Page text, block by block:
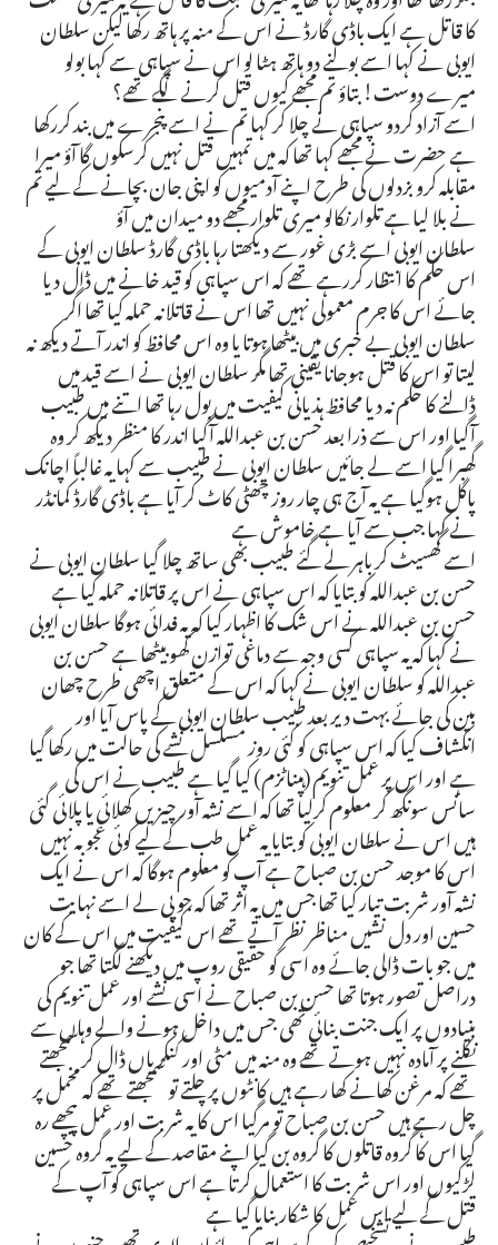
کا قاتل ہے ایک باڈی گارڈ نے اس کے منہ پر ہاتھ رکھا لیکن سلطان
ایوبی نے کہا اسے بولنے دو ہاتھ ہٹا لو اس نے سپاہی سے کہا بولو
میرے دوست! بتاؤ تم مجھے کیوں قتل کرنے لگے تھے؟
اسے آزاد کردو سپاہی نے چلا کر کہا تم نے اسے پنجرے میں بند کررکھا
ہے حضرت نے مجھے کہا تھا کہ میں تمہیں قتل نہیں کرسکوں گا آؤ میرا
مقابلہ کرو بزدلوں کی طرح اپنے آدمیوں کو اپنی جان بچانے کے لیے تم
نے بلا لیا ہے تلوار نکالو میری تلوار مجھے دو میدان میں آؤ
سلطان ایوبی اسے بڑی غور سے دیکھتا رہا باڈی گارڈ سلطان ایوبی کے
اس حکم کا انتظار کررہے تھے کہ اس سپاہی کو قید خانے میں ڈال دیا
جائے اس کا جرم معمولی نہیں تھا اس نے قاتلانہ حملہ کیا تھا اگر
سلطان ایوبی بے خبری میں بیٹھا ہوتا یا وہ اس محافظ کو اندر آتے دیکھ نہ
لیتا تو اس کا قتل ہوجانا یقینی تھا مگر سلطان ایوبی نے اسے قید میں
ڈالنے کا حکم نہ دیا محافظ ہذیانی کیفیت میں بول رہا تھا اتنے میں طبیب
آگیا اور اس سے ذرا بعد حسن بن عبداللہ آگیا اندر کا منظر دیکھ کر وہ
گھبرا گیا اسے لے جائیں سلطان ایوبی نے طبیب سے کہا یہ غالباً اچانک
پاگل ہوگیا ہے یہ آج ہی چار روز چھٹی کاٹ کر آیا ہے باڈی گارڈ کمانڈر
نے کہا جب سے آیا ہے خاموش ہے
اسے گھسیٹ کر باہر لے گئے طبیب بھی ساتھ چلا گیا سلطان ایوبی نے
حسن بن عبداللہ کو بتایا کہ اس سپاہی نے اس پر قاتلانہ حملہ کیا ہے
حسن بن عبداللہ نے اس شک کا اظہار کیا کہ یہ فدائی ہوگا سلطان ایوبی
نے کہا کہ یہ سپاہی کسی وجہ سے دماغی توازن کھو بیٹھا ہے حسن بن
عبداللہ کو سلطان ایوبی نے کہا کہ اس کے متعلق اچھی طرح چھان
بین کی جائے بہت دیر بعد طبیب سلطان ایوبی کے پاس آیا اور
انکشاف کیا کہ اس سپاہی کو کئی روز مسلسل نشے کی حالت میں رکھا گیا
ہے اور اس پر عمل تنویم (ہپناٹزم) کیا گیا ہے طبیب نے اس کی
سانس سونگھ کر معلوم کرلیا تھا کہ اسے نشہ آور چیزیں کھلائی یا پلائی گئی
ہیں اس نے سلطان ایوبی کو بتایا یہ عمل طب کے لیے کوئی عجوبہ نہیں
اس کا موجد حسن بن صباح ہے آپ کو معلوم ہوگا کہ اس نے ایک
نشہ آور شربت تیار کیا تھا جس میں یہ اثر تھا کہ جو پی لے اسے نہایت
حسین اور دل نشیں مناظر نظر آتے تھے اس کیفیت میں اس کے کان
میں جو بات ڈالی جائے وہ اسی کو حقیقی روپ میں دیکھنے لگتا تھا جو
دراصل تصور ہوتا تھا حسن بن صباح نے اسی نشے اور عمل تنویم کی
بنیادوں پر ایک جنت بنائی تھی جس میں داخل ہونے والے وہاں سے
نکلنے پر آمادہ نہیں ہوتے تھے وہ منہ میں مٹی اور کنکریاں ڈال کر سمجھتے
تھے کہ مرغن کھانے کھا رہے ہیں کانٹوں پر چلتے تو سمجھتے تھے کہ مخمل پر
چل رہے ہیں حسن بن صباح تو مرگیا اس کا یہ شربت اور عمل پیچھے رہ
گیا اس کا گروہ قاتلوں کا گروہ بن گیا اپنے مقاصد کے لیے یہ گروہ حسین
لڑکیوں اور اس شربت کا استعمال کرتا ہے اس سپاہی کو آپ کے
قتل کے لیے اس عمل کا شکار بنایا گیا ہے